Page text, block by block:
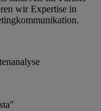
wir Expertise in